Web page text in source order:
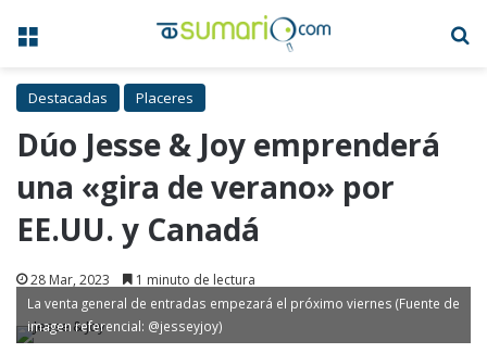
Menú
Destacadas Placeres
Dúo Jesse & Joy emprenderá
una «gira de verano» por
EE.UU. y Canadá
28 Mar, 2023 1 minuto de lectura
La venta general de entradas empezará el próximo viernes (Fuente de
imagen referencial: @jesseyjoy)